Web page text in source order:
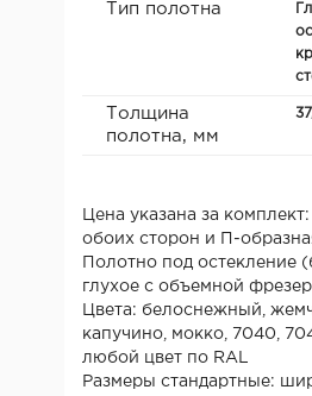
Тип полотна
Толщина
полотна, мм
Цена указана за
обоих сторон и П-
Полотно под остекление
глухое с объемной
Цвета: белоснежный,
капучино, мокко, 7040,
любой цвет по RAL
Размеры стандартные: